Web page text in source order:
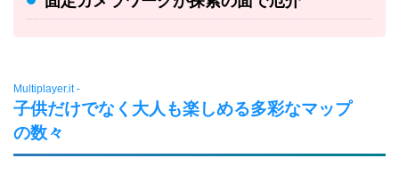
Multiplayer.it -
子供だけでなく大人も楽しめる多彩なマップ
の数々